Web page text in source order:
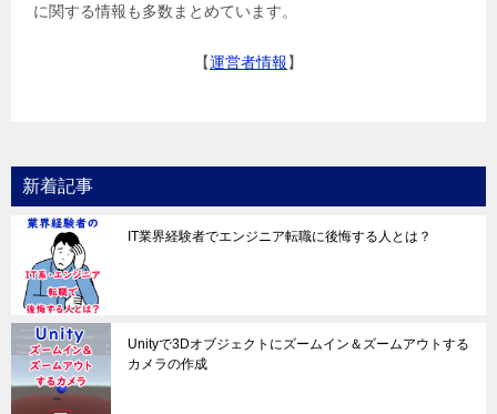
に関する情報も多数まとめています。
【運営者情報】
新着記事
IT業界経験者でエンジニア転職に後悔する人とは？
Unityで3Dオブジェクトにズームイン＆ズームアウトする
カメラの作成